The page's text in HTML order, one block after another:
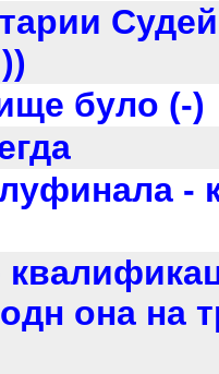
було (-)
-
она на